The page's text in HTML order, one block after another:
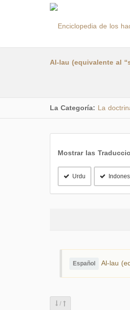
La Categoría: La
Mostrar las
Urdu
Español Al-lau
/